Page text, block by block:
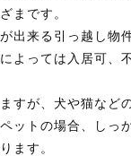
まです。
出来る引っ越し物
よっては入居可、
すが、犬や猫など
ットの場合、しっ
ます。